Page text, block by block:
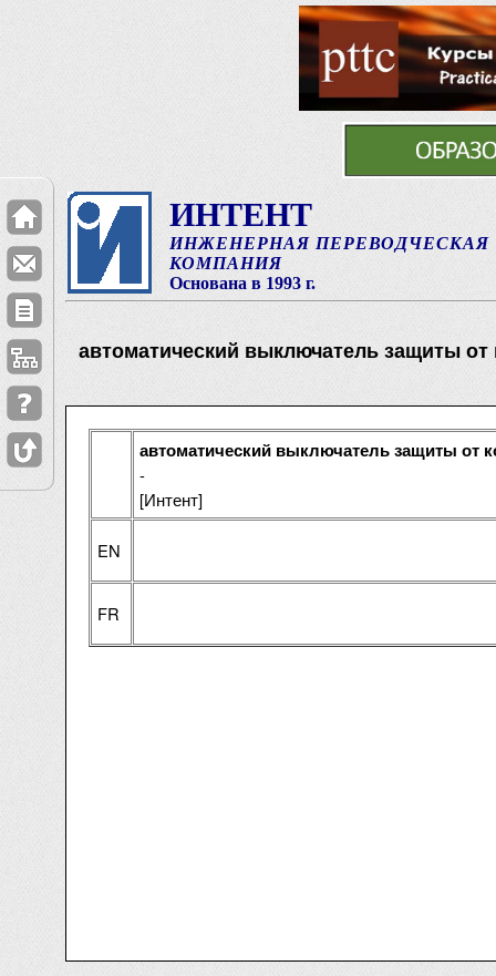
ИНТЕНТ
ИНЖЕНЕРНАЯ ПЕРЕВОДЧЕСКАЯ
КОМПАНИЯ
Основана в 1993 г.
автоматический выключатель защиты от
автоматический выключатель защиты от
-
[Интент]
EN
FR